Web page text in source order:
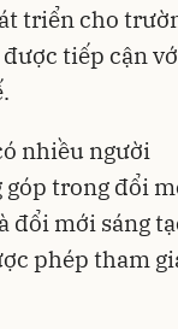
triển cho
tiếp cận
nhiều người
góp trong đổi
đổi mới sáng
phép tham